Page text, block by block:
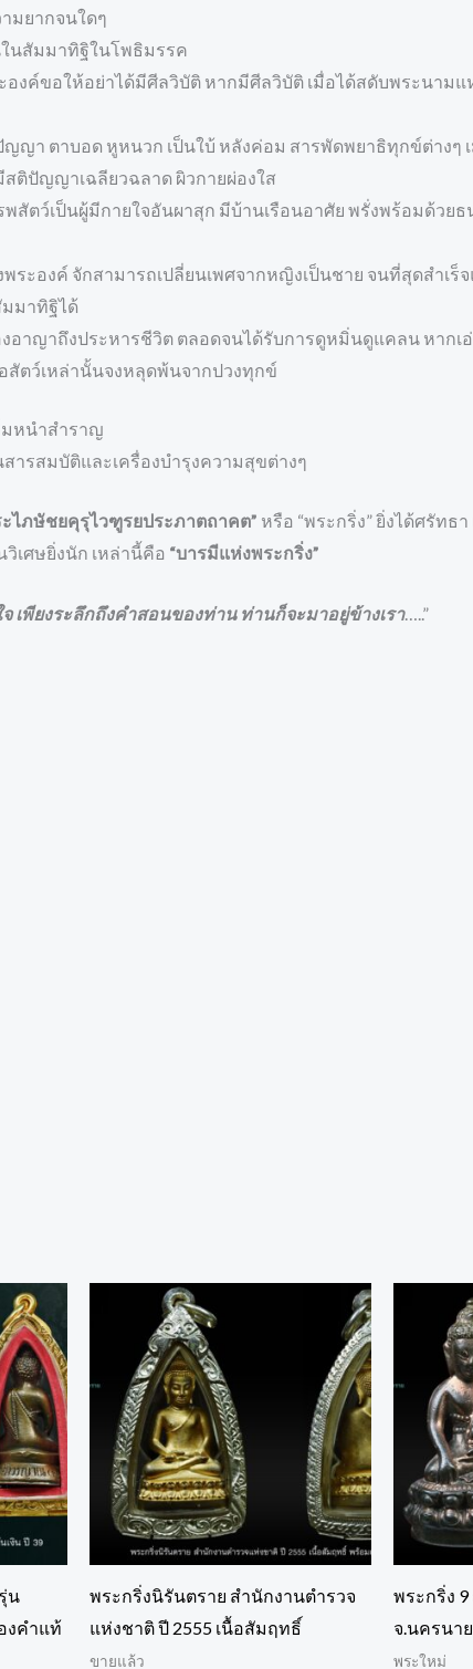
มยากจนใดๆ
นสัมมาทิฐิในโพธิมรรค
งค์ขอให้อย่าได้มีศีลวิบัติ หากมีศีลวิบัติ เมื่อได้สดับพระนามแ
ญญา ตาบอด หูหนวก เป็นใบ้ หลังค่อม สารพัดพยาธิทุกข์ต่างๆ
ติปัญญาเฉลียวฉลาด ผิวกายผ่องใส
สัตว์เป็นผู้มีกายใจอันผาสุก มีบ้านเรือนอาศัย พรั่งพร้อมด้วย
ระองค์ จักสามารถเปลี่ยนเพศจากหญิงเป็นชาย จนที่สุดสำเ
มาทิฐิได้
อาญาถึงประหารชีวิต ตลอดจนได้รับการดูหมิ่นดูแคลน หากเ
ตว์เหล่านั้นจงหลุดพ้นจากปวงทุกข์
มหนำสำราญ
ารสมบัติและเครื่องบำรุงความสุขต่างๆ
ะไภษัชยคุรุไวฑูรยประภาตถาคต” หรือ “พระกริ่ง” ยิ่งได้ศรัทธ
เศษยิ่งนัก เหล่านี้คือ “บารมีแห่งพระกริ่ง”
เพียงระลึกถึงคำสอนของท่าน ท่านก็จะมาอยู่ข้างเรา…..”
น
งคำแท้
พระกริ่งนิรันตราย สำนักงานตำรวจ
แห่งชาติ ปี 2555 เนื้อสัมฤทธิ์
ขายแล้ว
พระกริ่ง
จ.นครนา
พระใหม่